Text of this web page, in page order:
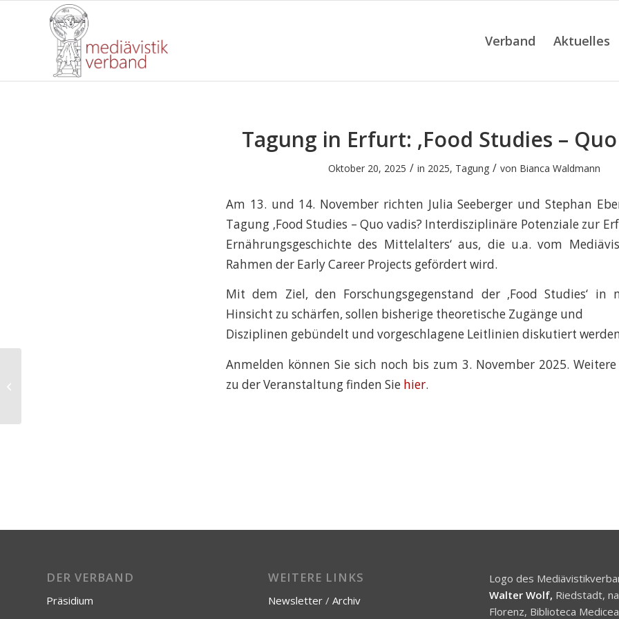
Verband Aktuelles
Tagung in Erfurt: ‚Food Studies – Quo
Oktober 20, 2025 / in 2025, Tagung / von Bianca Waldmann
Am 13. und 14. November richten Julia Seeberger und Stephan
Tagung ‚Food Studies – Quo vadis? Interdisziplinäre Potenziale zur
Ernährungsgeschichte des Mittelalters‘ aus, die u.a. vom
Rahmen der Early Career Projects gefördert wird.
Mit dem Ziel, den Forschungsgegenstand der ‚Food Studies‘ in
Hinsicht zu schärfen, sollen bisherige theoretische Zugänge und
Disziplinen gebündelt und vorgeschlagene Leitlinien diskutiert
Anmelden können Sie sich noch bis zum 3. November 2025.
zu der Veranstaltung finden Sie hier.
DER VERBAND
Präsidium
WEITERE LINKS
Newsletter/ Archiv
Logo des
Walter Wolf, Riedstadt,
Florenz, Biblioteca Medicea